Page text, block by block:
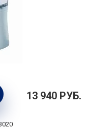
перца Zeli, с
2407913 940 РУБ.